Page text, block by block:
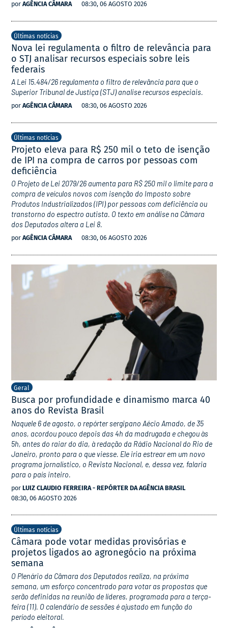
por AGÊNCIA CÂMARA 08:30, 06 AGOSTO 2026
Últimas notícias
Nova lei regulamenta o filtro de relevância para
o STJ analisar recursos especiais sobre leis
federais
A Lei 15.484/26 regulamenta o filtro de relevância para que o
Superior Tribunal de Justiça (STJ) analise recursos especiais.
por AGÊNCIA CÂMARA 08:30, 06 AGOSTO 2026
Últimas notícias
Projeto eleva para R$ 250 mil o teto de isenção
de IPI na compra de carros por pessoas com
deficiência
O Projeto de Lei 2079/26 aumenta para R$ 250 mil o limite para a
compra de veículos novos com isenção do Imposto sobre
Produtos Industrializados (IPI) por pessoas com deficiência ou
transtorno do espectro autista. O texto em análise na Câmara
dos Deputados altera a Lei 8.
por AGÊNCIA CÂMARA 08:30, 06 AGOSTO 2026
Geral
Busca por profundidade e dinamismo marca 40
anos do Revista Brasil
Naquele 6 de agosto, o repórter sergipano Aécio Amado, de 35
anos, acordou pouco depois das 4h da madrugada e chegou às
5h, antes do raiar do dia, à redação da Rádio Nacional do Rio de
Janeiro, pronto para o que viesse. Ele iria estrear em um novo
programa jornalístico, o Revista Nacional, e, dessa vez, falaria
para o país inteiro.
por LUIZ CLAUDIO FERREIRA - REPÓRTER DA AGÊNCIA BRASIL
08:30, 06 AGOSTO 2026
Últimas notícias
Câmara pode votar medidas provisórias e
projetos ligados ao agronegócio na próxima
semana
O Plenário da Câmara dos Deputados realiza, na próxima
semana, um esforço concentrado para votar as propostas que
serão definidas na reunião de líderes, programada para a terça-
feira (11). O calendário de sessões é ajustado em função do
período eleitoral.